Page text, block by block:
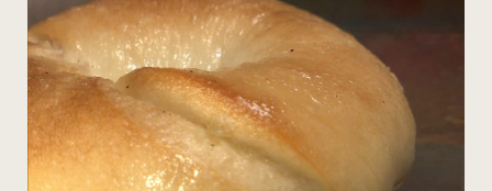
ホーム
お問い合わせ
公式Instagram
公式X